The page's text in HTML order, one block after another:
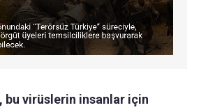
bu virüslerin insanlar için